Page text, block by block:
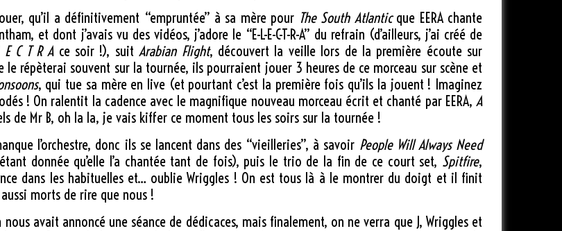
qu’il a définitivement “empruntée” à sa mère pour The South Atlanticque EERA chante
et dont j’avais vu des vidéos, j’adore le “E-L-E-C-T-R-A” du refrain (d’ailleurs, j’ai créé de
E C T R Ace soir !), suitArabian Flight, découvert la veille lors de la première écoute sur
le répèterai souvent sur la tournée, ils pourraient jouer 3 heures de ce morceau sur scène et
, qui tue sa mère en live (et pourtant c’est la première fois qu’ils la jouent ! Imaginez
! On ralentit la cadence avec le magnifique nouveau morceau écrit et chanté par EERA, A
de Mr B, oh la la, je vais kiffer ce moment tous les soirs sur la tournée !
l’orchestre, donc ils se lancent dans des “vieilleries”, à savoir People Will Always Need
donnée qu’elle l’a chantée tant de fois), puis le trio de la fin de ce court set, Spitfire,
dans les habituelles et… oublie Wriggles ! On est tous là à le montrer du doigt et il finit
morts de rire que nous !
avait annoncé une séance de dédicaces, mais finalement, on ne verra que J, Wriggles et